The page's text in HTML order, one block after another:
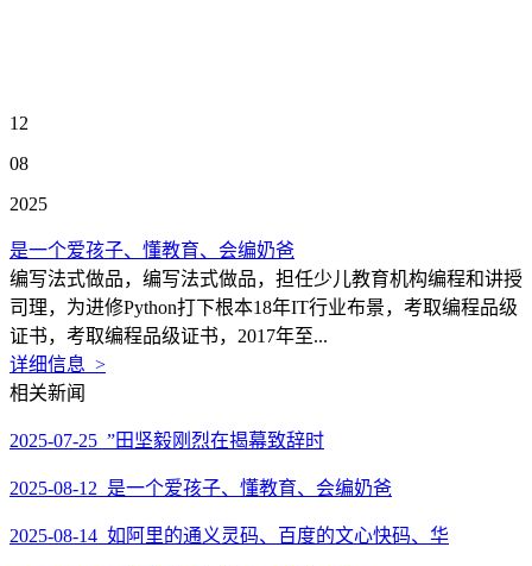
12
08
2025
是一个爱孩子、懂教育、会编奶爸
编写法式做品，编写法式做品，担任少儿教育机构编程和讲授
司理，为进修Python打下根本18年IT行业布景，考取编程品级
证书，考取编程品级证书，2017年至...
详细信息 >
相关新闻
2025-07-25 ”田坚毅刚烈在揭幕致辞时
2025-08-12 是一个爱孩子、懂教育、会编奶爸
2025-08-14 如阿里的通义灵码、百度的文心快码、华